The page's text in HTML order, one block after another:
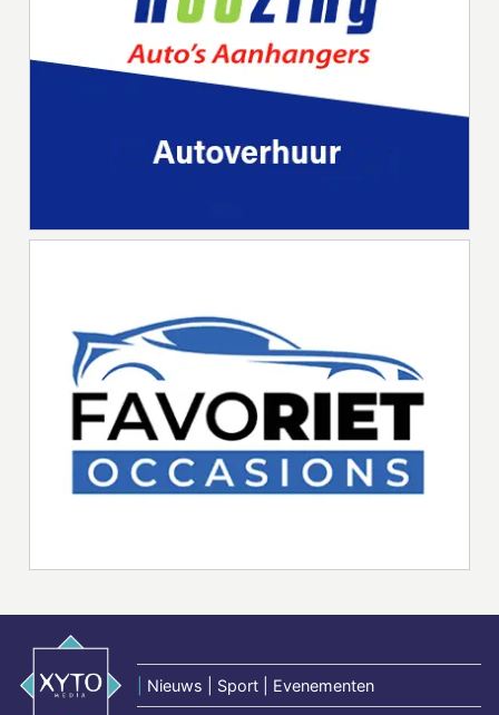
Nieuws | Sport | Evenementen